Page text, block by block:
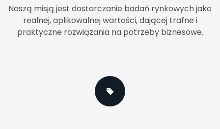
Naszą misją jest dostarczanie badań rynkowych jako
realnej, aplikowalnej wartości, dającej trafne i
praktyczne rozwiązania na potrzeby biznesowe.